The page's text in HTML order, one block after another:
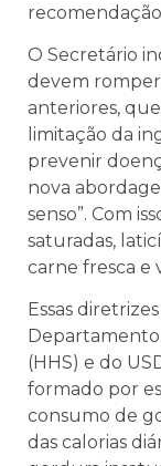
O Secretário
devem
anteriores,
limitação da
prevenir
nova
senso”. Com
saturadas,
carne fresca e
Essas
(HHS) e do
formado por
consumo de
das calorias